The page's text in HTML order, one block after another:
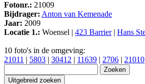
Fotonr.: 21009
Bijdrager: Anton van Kemenade
Jaar: 2009
Locatie 1.: Woensel | 423 Barrier| Hans
10 foto's in de omgeving:
21011
5803 30412 11639 2706 21010